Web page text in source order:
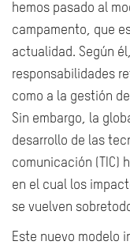
hemos pasado al
campamento, que
actualidad. Según
responsabilidades
como a la gestión
Sin embargo, la
desarrollo de las
comunicación (TIC)
en el cual los
se vuelven
Este nuevo modelo